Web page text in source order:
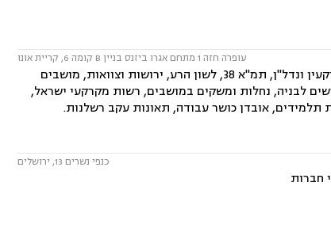
עופרה חזה 1 מתחם אגרו ביזנס בניין B קומה 6, קריית אונו
המשרד עוסק בתחומים: דיני חוזים, ייפוי כוח מתמשך, תביעות ביטוח ונזקי רכוש, מקרקעין ונדל"ן, תמ"א 38, לשון הרע, ירושות וצוואות, מושבים
לבניה, נחלות ומשקים במושבים, רשות מקרקעי ישראל,
תלמידים, אובדן כושר עבודה, תאונות עקב רשלנות.
כנפי נשרים 13, ירושלים
חברות